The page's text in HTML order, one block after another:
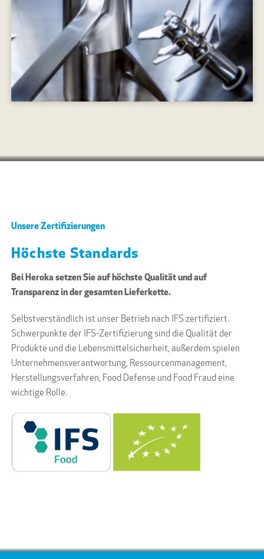
Unsere Zertifizierungen
Höchste Standards
Bei Heroka setzen Sie auf höchste Qualität und auf
Transparenz in der gesamten Lieferkette.
Selbstverständlich ist unser Betrieb nach IFS zertifiziert.
Schwerpunkte der IFS-Zertifizierung sind die Qualität der
Produkte und die Lebensmittelsicherheit, außerdem spielen
Unternehmensverantwortung, Ressourcenmanagement,
Herstellungsverfahren, Food Defense und Food Fraud eine
wichtige Rolle.